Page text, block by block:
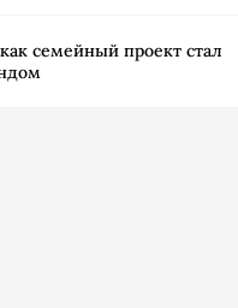
семейный проект стал